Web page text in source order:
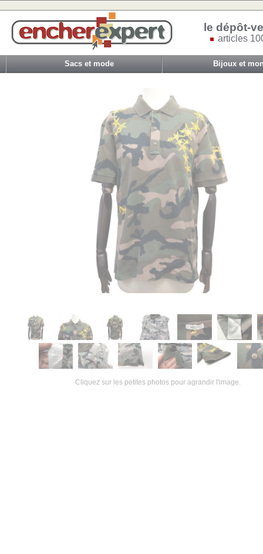
le dépôt-
articles
Sacs et mode Bijoux et
Cliquez sur les petites photos pour agrandir l'image.